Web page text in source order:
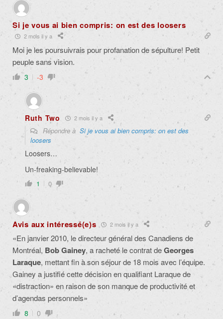
Si je vous ai bien compris: on est des loosers
2 mois il y a
Moi je les poursuivrais pour profanation de sépulture! Petit
peuple sans vision.
3 -3
Ruth Two 2 mois il y a
Répondre à Si je vous ai bien compris: on est des
loosers
Loosers…
Un-freaking-believable!
1 0
Avis aux intéressé(e)s 2 mois il y a
«En janvier 2010, le directeur général des Canadiens de
Montréal, Bob Gainey, a racheté le contrat deGeorges
Laraque, mettant fin à son séjour de 18 mois avec l’équipe.
Gainey a justifié cette décision en qualifiant Laraque de
«distraction» en raison de son manque de productivité et
d’agendas personnels»
8 0